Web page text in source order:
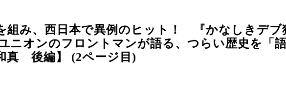
組み、西日本で異例のヒット！ 『かなしきデ
ニオンのフロントマンが語る、つらい歴史を「
真 後編】 (2ページ目)